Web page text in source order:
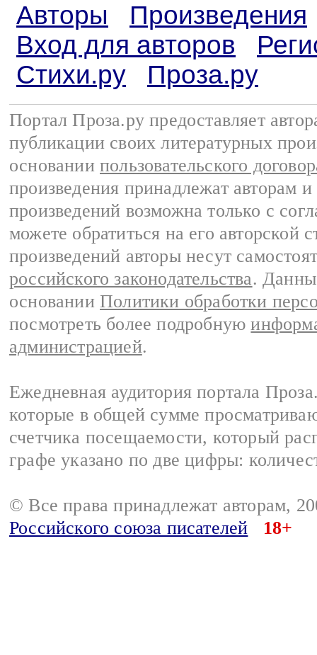
Авторы
Произведения
Вход для авторов
Стихи.ру
Проза.ру
Портал Проза.ру предоставляет
публикации своих литературных
основании пользовательского
произведения принадлежат авторам
произведений возможна только с
можете обратиться на его авторской
произведений авторы несут
российского законодательства.
основании Политики обработки
посмотреть более подробную
администрацией.
Ежедневная аудитория портала
которые в общей сумме
счетчика посещаемости, который
графе указано по две цифры:
© Все права принадлежат авторам,
Российского союза писателей
18+